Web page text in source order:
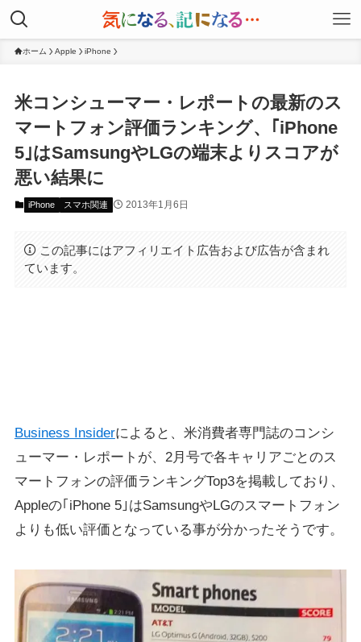
ホーム Apple iPhone
米コンシューマー・レポートの最新のス
マートフォン評価ランキング、｢iPhone
5｣はSamsungやLGの端末よりスコアが
悪い結果に
iPhone スマホ関連 2013年1月6日
この記事にはアフィリエイト広告および広告が含まれ
ています。
Business Insiderによると、米消費者専門誌のコンシ
ューマー・レポートが、2月号で各キャリアごとのス
マートフォンの評価ランキングTop3を掲載しており、
Appleの｢iPhone 5｣はSamsungやLGのスマートフォン
よりも低い評価となっている事が分かったそうです。